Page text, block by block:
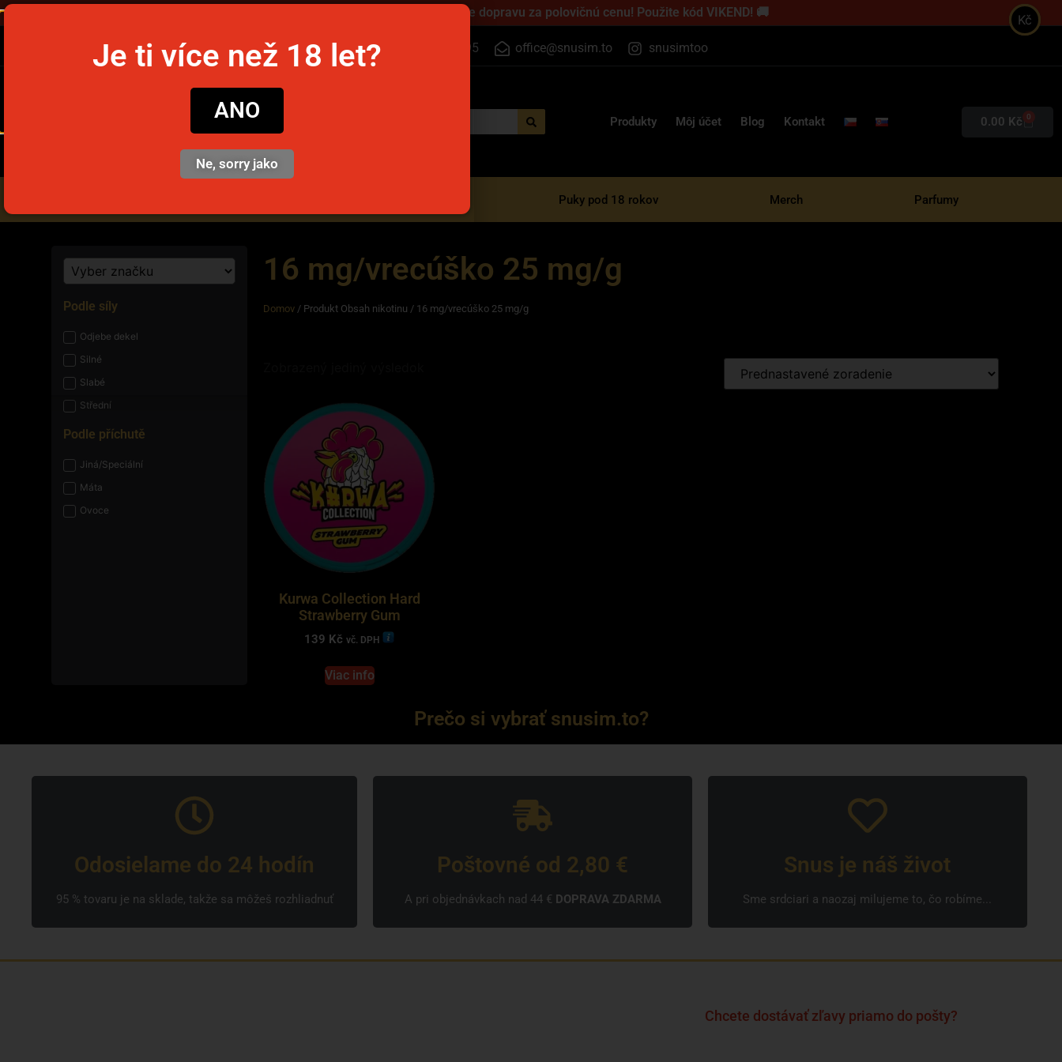
Objednajte cez víkend a získajte dopravu za polovičnú cenu! Použite kód VIKEND! 🚚
+420 733 525 395 office@snusim.to snusimtoo
snusim Produkty Môj účet Blog Kontakt 0.00 Kč 0
Puky pod 18 rokov Merch Parfumy
Podle síly
Odjebe dekel
Silné
Slabé
Střední
Podle příchutě
Jiná/Speciální
Máta
Ovoce
16 mg/vrecúško 25 mg/g
Domov / Produkt Obsah nikotinu / 16 mg/vrecúško 25 mg/g
Kurwa Collection Hard
Strawberry Gum
139 Kč vč. DPH
Viac info
Prečo si vybrať snusim.to?
Odosielame do 24 hodín
95 % tovaru je na sklade, takže sa môžeš rozhliadnuť
Poštovné od 2,80 €
A pri objednávkach nad 44 € DOPRAVA ZDARMA
Snus je náš život
Sme srdciari a naozaj milujeme to, čo robíme...
Chcete dostávať zľavy priamo do pošty?
Kč
Je ti více než 18 let?
ANO
Ne, sorry jako